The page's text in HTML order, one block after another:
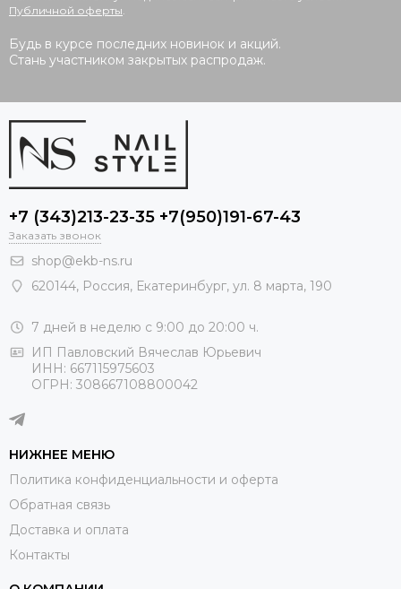
Публичной оферты.
Будь в курсе последних новинок и акций.
Стань участником закрытых распродаж.
+7 (343)213-23-35 +7(950)191-67-43
Заказать звонок
shop@ekb-ns.ru
620144, Россия, Екатеринбург, ул. 8 марта, 190
7 дней в неделю с 9:00 до 20:00 ч.
ИП Павловский Вячеслав Юрьевич
ИНН: 667115975603
ОГРН: 308667108800042
НИЖНЕЕ МЕНЮ
Политика конфиденциальности и оферта
Обратная связь
Доставка и оплата
Контакты